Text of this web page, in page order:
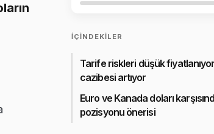
İÇINDEKILER
Tarife riskleri düşük
cazibesi artıyor
Euro ve Kanada doları
pozisyonu önerisi